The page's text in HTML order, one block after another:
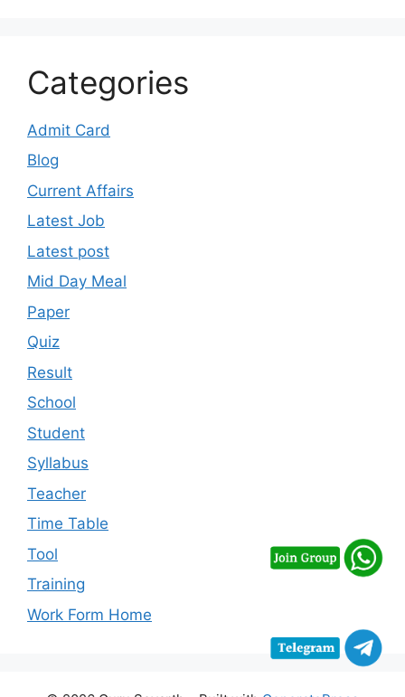
Categories
Admit Card
Blog
Current Affairs
Latest Job
Latest post
Mid Day Meal
Paper
Quiz
Result
School
Student
Syllabus
Teacher
Time Table
Tool
Training
Work Form Home